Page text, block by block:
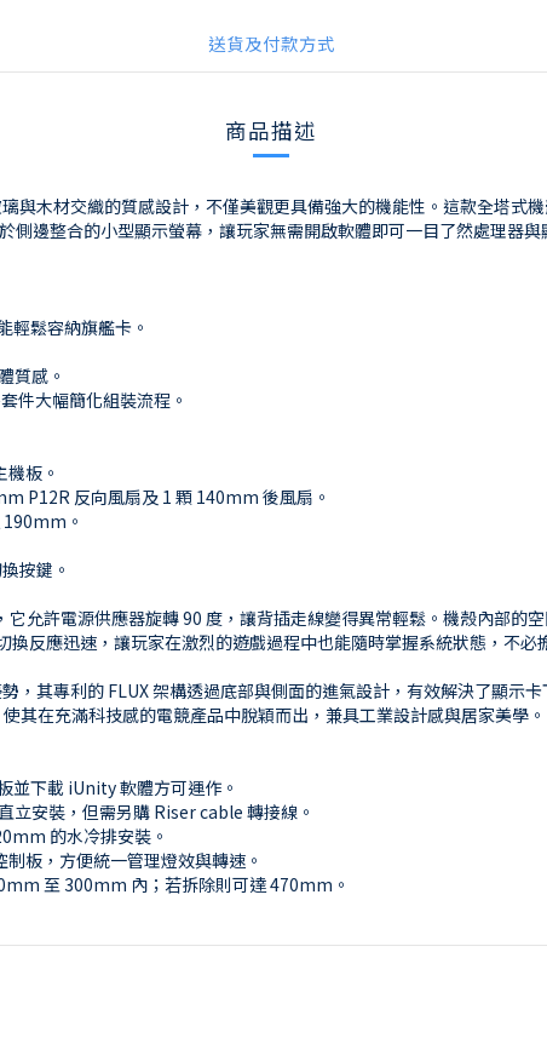
送貨及付款方式
商品描述
與木材交織的質感設計，不僅美觀更具備強大的機能性。這款全塔式
邊整合的小型顯示螢幕，讓玩家無需開啟軟體即可一目了然處理器與
輕鬆容納旗艦卡。
質感。
件大幅簡化組裝流程。
板。
P12R 反向風扇及 1 顆 140mm 後風扇。
。
按鍵。
允許電源供應器旋轉 90 度，讓背插走線變得異常輕鬆。機殼內部
反應迅速，讓玩家在激烈的遊戲過程中也能隨時掌握系統狀態，不必
，其專利的 FLUX 架構透過底部與側面的進氣設計，有效解決了顯示
其在充滿科技感的電競產品中脫穎而出，兼具工業設計感與居家美學。
並下載 iUnity 軟體方可運作。
立安裝，但需另購 Riser cable 轉接線。
的水冷排安裝。
板，方便統一管理燈效與轉速。
至 300mm 內；若拆除則可達 470mm。